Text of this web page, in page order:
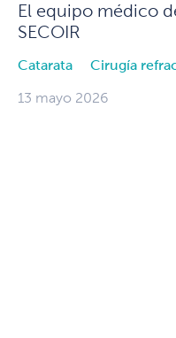
El equipo médico
SECOIR
Catarata Cirugía
13 mayo 2026